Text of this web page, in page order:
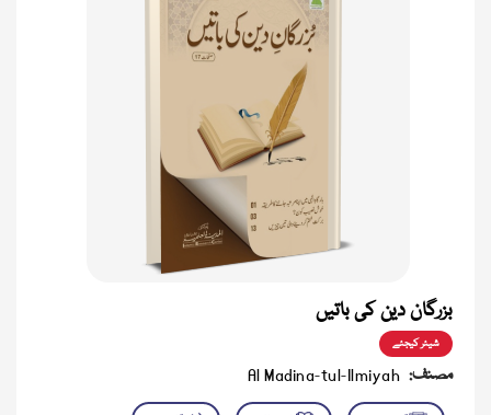
بزرگان دین کی باتیں
شیئر کیجئے
مصنف: Al Madina-tul-Ilmiyah